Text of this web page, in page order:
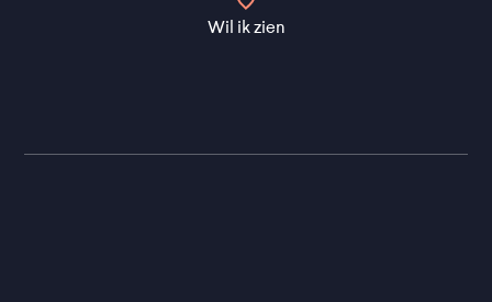
Wil ik zien